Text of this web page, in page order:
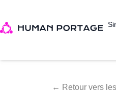
← Retour vers